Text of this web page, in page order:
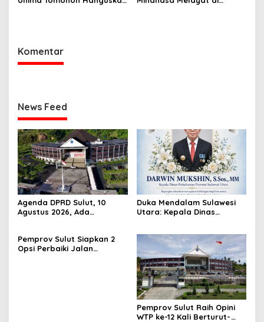
Komentar
News Feed
Agenda DPRD Sulut, 10
Agustus 2026, Ada
PPAS 2027 hingga Rapat
Banmus
Duka Mendalam Sulawesi
Utara: Kepala Dinas
Pemprov Sulut Siapkan 2
Opsi Perbaiki Jalan
Pemprov Sulut Raih Opini
WTP ke-12 Kali Berturut-